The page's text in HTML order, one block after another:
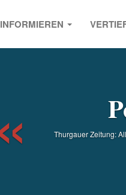
INFORMIEREN
Thurgauer Zeitung: